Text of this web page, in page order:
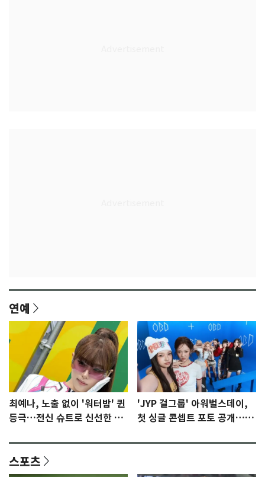
연예
최예나, 노출 없이 '워터밤' 퀸
등극…전신 슈트로 신선한 충
'JYP 걸그룹' 아워벌스데이,
첫 싱글 콘셉트 포토 공개…청
스포츠